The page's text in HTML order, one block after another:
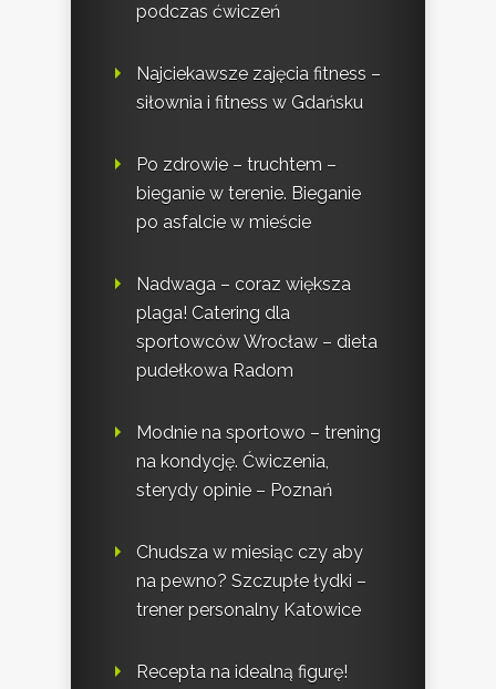
podczas ćwiczeń
Najciekawsze zajęcia fitness –
siłownia i fitness w Gdańsku
Po zdrowie – truchtem –
bieganie w terenie. Bieganie
po asfalcie w mieście
Nadwaga – coraz większa
plaga! Catering dla
sportowców Wrocław – dieta
pudełkowa Radom
Modnie na sportowo – trening
na kondycję. Ćwiczenia,
sterydy opinie – Poznań
Chudsza w miesiąc czy aby
na pewno? Szczupłe łydki –
trener personalny Katowice
Recepta na idealną figurę!